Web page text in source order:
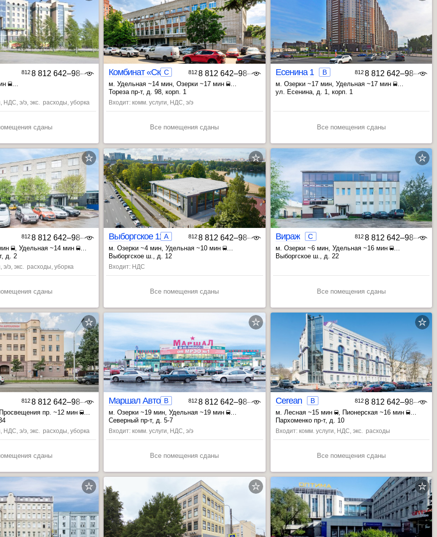
8128 812 642‒98‒46
~18 мин
НДС, э/э, экс. расходы, уборка
сданы
C 812 8 812 642‒98‒46
м. Удельная ~14 мин, Озерки ~17 мин
, Политехническая ~19 мин
Тореза пр-т, д. 98, корп. 1
Входит: комм. услуги, НДС, э/э
Все помещения сданы
Есенина 1 B 8128 812 642‒98‒46
м. Озерки ~17 мин, Удельная ~17 мин
, Просвещения пр. ~18 мин
ул. Есенина, д. 1, корп. 1
Все помещения сданы
8128 812 642‒98‒46
, Удельная ~14 мин
мин
д. 2
э/э, экс. расходы, уборка
сданы
Выборгское 12A 812 8 812 642‒98‒46
м. Озерки ~4 мин, Удельная ~10 мин
, Просвещения пр. ~15 мин
Выборгское ш., д. 12
Входит: НДС
Все помещения сданы
Вираж C 8128 812 642‒98‒46
м. Озерки ~6 мин, Удельная ~16 мин
, Просвещения пр. ~16 мин
Выборгское ш., д. 22
Все помещения сданы
8128 812 642‒98‒46
пр. ~12 мин
НДС, э/э, экс. расходы, уборка
сданы
B 812 8 812 642‒98‒46
м. Озерки ~19 мин, Удельная ~19 мин
, Просвещения пр. ~24 мин
Северный пр-т, д. 5-7
Входит: комм. услуги, НДС, э/э
Все помещения сданы
Cerean B 8128 812 642‒98‒46
м. Лесная ~15 мин
, Пионерская ~16 мин
, Мужества пл. ~17 мин
Пархоменко пр-т, д. 10
Входит: комм. услуги, НДС, экс. расходы
Все помещения сданы